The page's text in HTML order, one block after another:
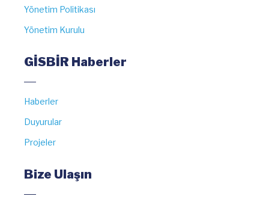
Yönetim Politikası
Yönetim Kurulu
GİSBİR Haberler
Haberler
Duyurular
Projeler
Bize Ulaşın